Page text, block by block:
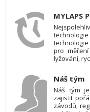
MYLAPS
pro
lyžování,
Náš tým
Náš tým
zajistit
závodů,